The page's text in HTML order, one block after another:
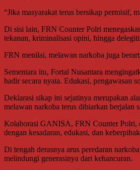
“Jika masyarakat terus bersikap permisif,
Di sisi lain, FRN Counter Polri
tekanan, kriminalisasi opini, hingga
FRN menilai, melawan narkoba juga
Sementara itu, Fortal Nusantara
hadir secara nyata. Edukasi, pengawasan
Deklarasi sikap ini sejatinya merupakan
melawan narkoba terus dibiarkan berjalan
Kolaborasi GANISA, FRN Counter Polri,
dengan kesadaran, edukasi, dan
Di tengah derasnya arus peredaran
melindungi generasinya dari kehancuran.